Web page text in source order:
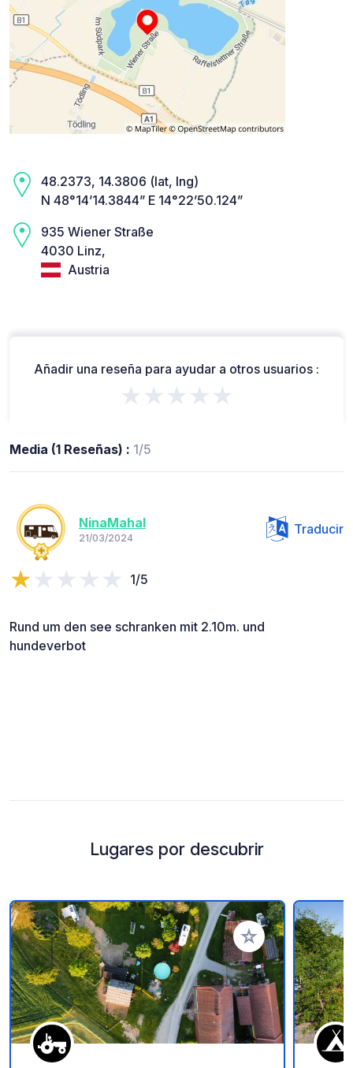
48.2373, 14.3806 (lat, lng)
N 48°14’14.3844” E 14°22’50.124”
935 Wiener Straße
4030 Linz,
Austria
Añadir una reseña para ayudar a otros usuarios :
★★★★★
Media (1 Reseñas) : 1/5
NinaMahal
21/03/2024
Traducir
1/5
Rund um den see schranken mit 2.10m. und
hundeverbot
Lugares por descubrir
Añadir a tus